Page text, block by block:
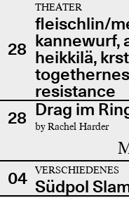
28
THEATER
fleischlin/
kannewurf,
heikkilä,
resistance
28 Drag im
by Rachel Harder
04 VERSCHIEDENES
Südpol